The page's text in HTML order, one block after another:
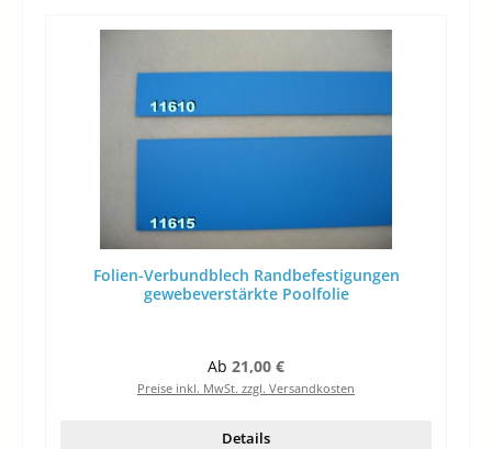
Folien-Verbundblech Randbefestigungen
gewebeverstärkte Poolfolie
Regulärer Preis:
Ab 21,00 €
Preise inkl. MwSt. zzgl. Versandkosten
Details